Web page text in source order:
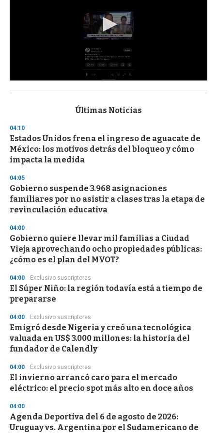
s
d
s
o
f
3
s
e
c
o
n
s
Últimas Noticias
04:10
Estados Unidos frena el ingreso de aguacate de
México: los motivos detrás del bloqueo y cómo
impacta la medida
04:05
Gobierno suspende 3.968 asignaciones
familiares por no asistir a clases tras la etapa de
revinculación educativa
04:00
Gobierno quiere llevar mil familias a Ciudad
Vieja aprovechando ocho propiedades públicas:
¿cómo es el plan del MVOT?
04:00 Exclusivo suscriptores
El Súper Niño: la región todavía está a tiempo de
prepararse
04:00 Exclusivo suscriptores
Emigró desde Nigeria y creó una tecnológica
valuada en US$ 3.000 millones: la historia del
fundador de Calendly
04:00 Exclusivo suscriptores
El invierno arrancó caro para el mercado
eléctrico: el precio spot más alto en doce años
04:00
Agenda Deportiva del 6 de agosto de 2026:
Uruguay vs. Argentina por el Sudamericano de